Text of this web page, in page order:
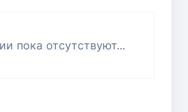
пока отсутствуют...